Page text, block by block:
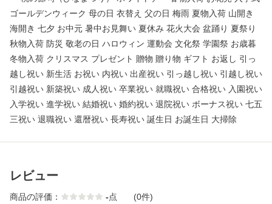
ゴールデンウィーク 母の日 衣替え 父の日 梅雨 夏物入荷 山開き
海開き 七夕 お中元 暑中お見舞い 夏休み 花火大会 盆踊り 夏祭り
秋物入荷 防災 敬老の日 ハロウィン 運動会 文化祭 学園祭 お歳暮
冬物入荷 クリスマス プレゼント 贈物 贈り物 ギフト お返し 引っ
越し祝い 新生活 お祝い 内祝い 出産祝い 引っ越し祝い 引越し祝い
引越祝い 新築祝い 成人祝い 卒業祝い 就職祝い 合格祝い 入園祝い
入学祝い 進学祝い 結婚祝い 婚約祝い 退院祝い ボーナス祝い 七五
三祝い 退職祝い 還暦祝い 長寿祝い 誕生日 お誕生日 大掃除
レビュー
商品の評価： -点 (0件)